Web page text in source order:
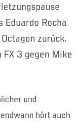
Rocha
zurück.
3 gegen Mike
und
hört auch